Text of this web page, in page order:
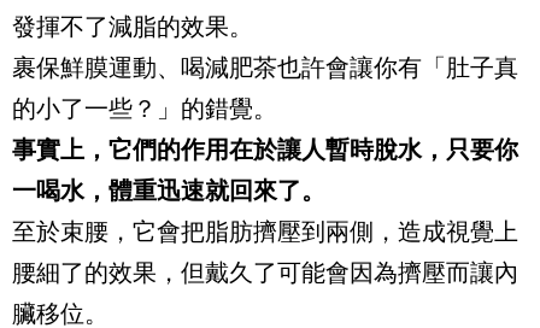
發揮不了減脂的效果。
裹保鮮膜運動、喝減肥茶也許會讓你有「肚子真
的小了一些？」的錯覺。
事實上，它們的作用在於讓人暫時脫水，只要你
一喝水，體重迅速就回來了。
至於束腰，它會把脂肪擠壓到兩側，造成視覺上
腰細了的效果，但戴久了可能會因為擠壓而讓內
臟移位。